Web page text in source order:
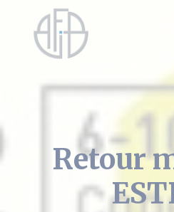
Retour
Cookies management panel